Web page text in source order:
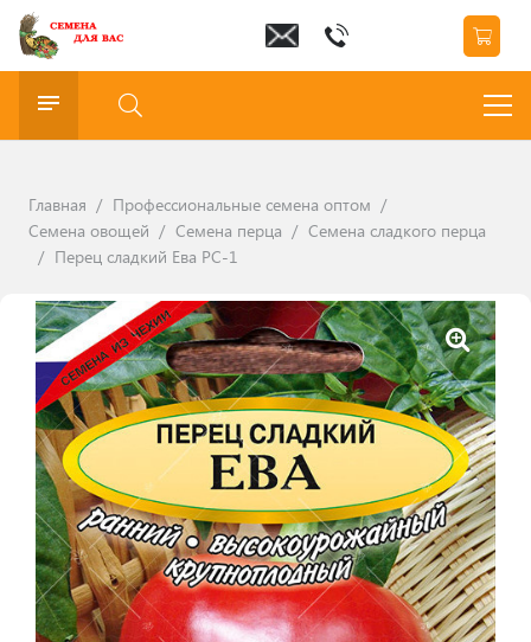
Главная / Профессиональные семена оптом /
Семена овощей / Семена перца / Семена сладкого перца
/ Перец сладкий Ева РС-1